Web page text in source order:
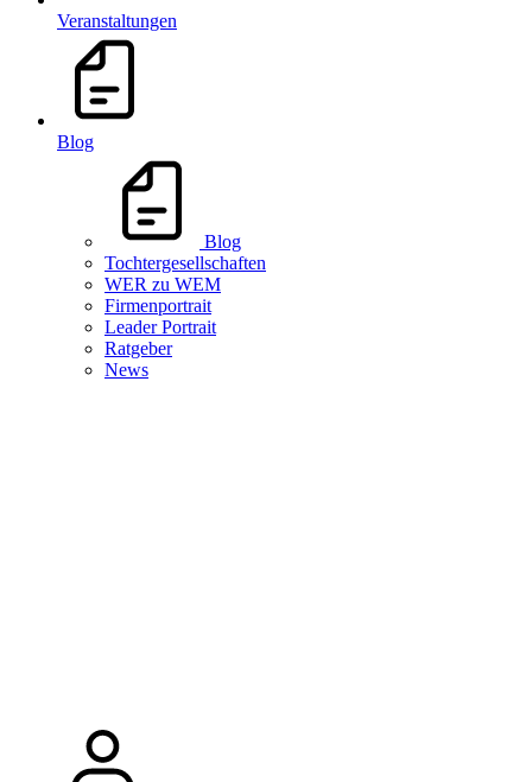
Veranstaltungen
Blog
Blog
Tochtergesellschaften
WER zu WEM
Firmenportrait
Leader Portrait
Ratgeber
News